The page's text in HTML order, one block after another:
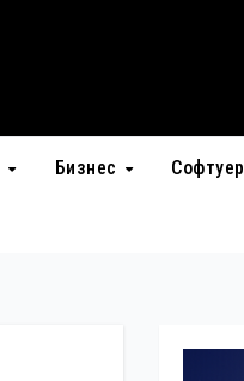
Бизнес Софтуер